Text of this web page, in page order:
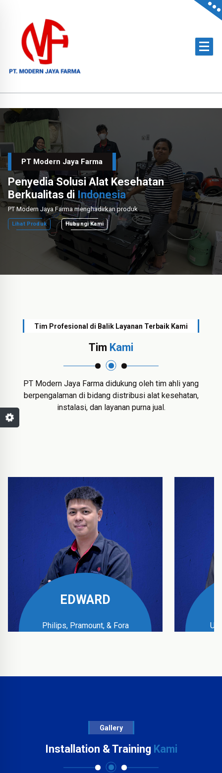
content
PT Modern Jaya Farma
Penyedia Solusi Alat Kesehatan
Berkualitas di Indonesia
PT Modern Jaya Farma menghadirkan produk medis unggulan dengan layanan instalasi dan perawatan profesional untuk mendukung sektor kesehatan nasional.
Lihat Produk Hubungi Kami
Tim Profesional di Balik Layanan Terbaik Kami
Tim Kami
PT Modern Jaya Farma didukung oleh tim ahli yang
berpengalaman di bidang distribusi alat kesehatan,
instalasi, dan layanan purna jual.
EDWARD
Philips, Pramount, & Fora
Gallery
Installation & Training Kami